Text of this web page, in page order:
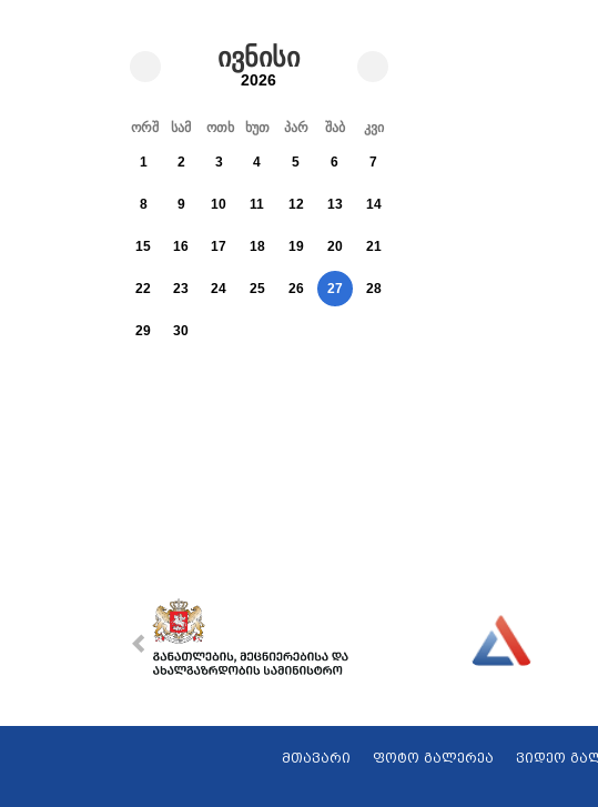
ივნისი
2026
ორშ სამ ოთხ ხუთ პარ შაბ კვი
1 2 3 4 5 6 7
8 9 10 11 12 13 14
15 16 17 18 19 20 21
22 23 24 25 26 27 28
29 30
მთავარი ფოტო გალერეა ვიდეო